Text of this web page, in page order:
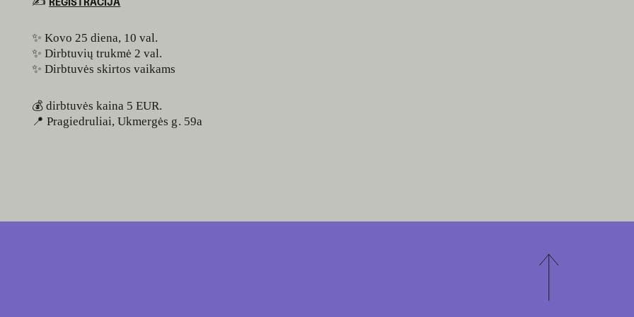
✨ Kovo 25 diena, 10 val.
✨ Dirbtuvių trukmė 2 val.
✨ Dirbtuvės skirtos vaikams
💰 dirbtuvės kaina 5 EUR.
📍 Pragiedruliai, Ukmergės g. 59a